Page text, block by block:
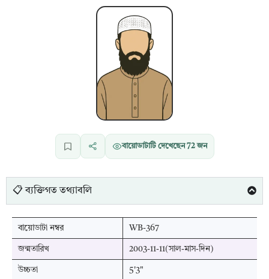
বায়োডাটাটি দেখেছেন72জন
📋 ব্যক্তিগত তথ্যাবলি
বায়োডাটা নম্বর WB-367
জন্মতারিখ 2003-11-11(সাল-মাস-দিন)
উচ্চতা 5'3"